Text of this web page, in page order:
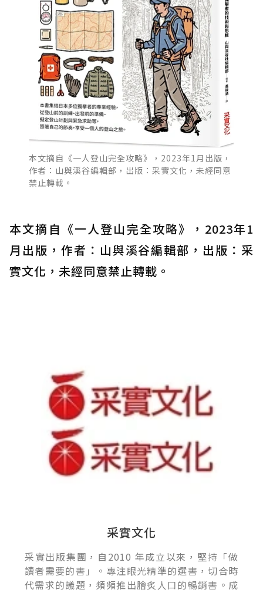
本文摘自《一人登山完全攻略》，2023年1月出版，
作者：山與溪谷編輯部，出版：采實文化，未經同意
禁止轉載。
本文摘自《一人登山完全攻略》，2023年1
月出版，作者：山與溪谷編輯部，出版：采
實文化，未經同意禁止轉載。
采實文化
采實出版集團，自2010 年成立以來，堅持「做
讀者需要的書」。專注眼光精準的選書，切合時
代需求的議題，頻頻推出膾炙人口的暢銷書。成